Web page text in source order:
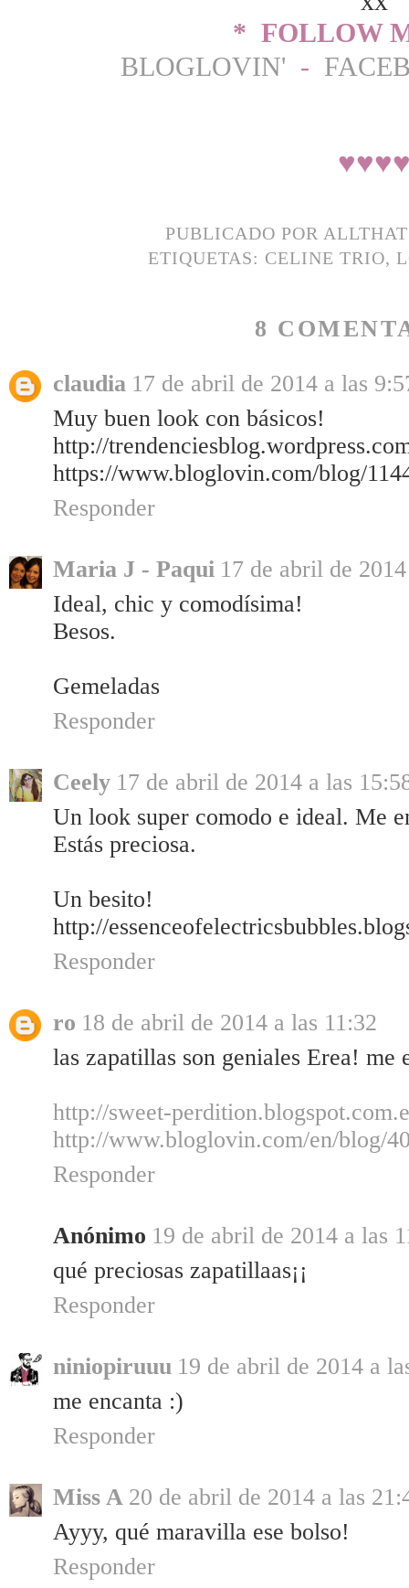
* FOLLOW
BLOGLOVIN' -
♥♥♥
PUBLICADO POR
ETIQUETAS: CELINE TRIO,
8
claudia 17 de abril de 2014 a las
Muy buen look con básicos!
http://
https://www.bloglovin.com/blog/
Responder
Maria J - Paqui 17 de abril de
Ideal, chic y comodísima!
Besos.
Gemeladas
Responder
Ceely 17 de abril de 2014 a las
Un look super comodo e ideal. Me
Estás preciosa.
Un besito!
http://
Responder
ro 18 de abril de 2014 a las 11:32
las zapatillas son geniales Erea! me
http://sweet-
http://www.bloglovin.com/en/blog/
Responder
Anónimo 19 de abril de 2014 a las
qué preciosas zapatillaas¡¡
Responder
niniopiruuu 19 de abril de 2014 a
me encanta :)
Responder
Miss A 20 de abril de 2014 a las
Ayyy, qué maravilla ese bolso!
Responder